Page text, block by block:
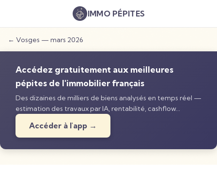
IMMOPÉPITES
← Vosges — mars 2026
Accédez gratuitement aux meilleures
pépites de l'immobilier français
Des dizaines de milliers de biens analysés en temps réel —
estimation des travaux par IA, rentabilité, cashflow…
Accéder à l'app →